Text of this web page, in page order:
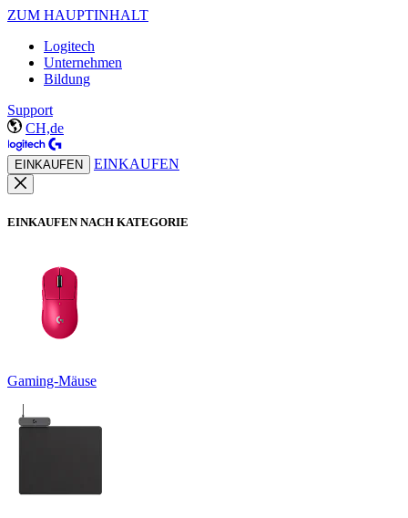
ZUM HAUPTINHALT
Logitech
Unternehmen
Bildung
Support
CH,de
EINKAUFEN EINKAUFEN
EINKAUFEN NACH KATEGORIE
Gaming-Mäuse